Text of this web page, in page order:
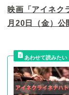
映画「アイネク
月20日（金）公